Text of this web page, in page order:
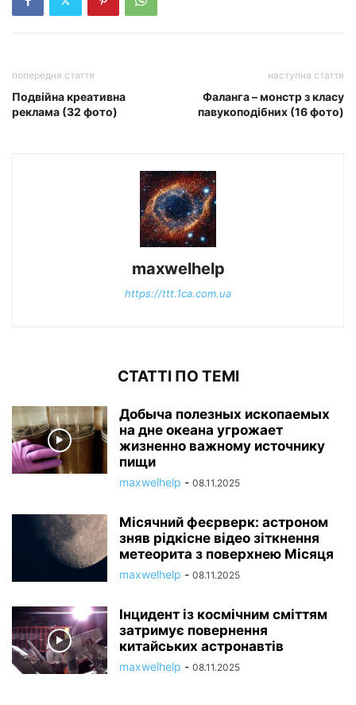
попередня стаття
Подвійна креативна
реклама (32 фото)
наступна стаття
Фаланга – монстр з класу
павукоподібних (16 фото)
maxwelhelp
https://ttt.1ca.com.ua
СТАТТІ ПО ТЕМІ
Добыча полезных ископаемых
на дне океана угрожает
жизненно важному источнику
пищи
maxwelhelp - 08.11.2025
Місячний феєрверк: астроном
зняв рідкісне відео зіткнення
метеорита з поверхнею Місяця
maxwelhelp - 08.11.2025
Інцидент із космічним сміттям
затримує повернення
китайських астронавтів
maxwelhelp - 08.11.2025